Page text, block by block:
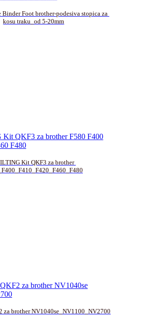
Binder Foot brother-podesiva stopica za
kosu traku_od 5-20mm
Kit QKF3 za brother
za brother NV1040se_NV1100_NV2700